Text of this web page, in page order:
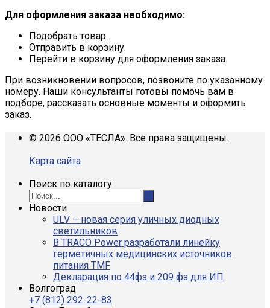
Для оформления заказа необходимо:
Подобрать товар.
Отправить в корзину.
Перейти в корзину для оформления заказа.
При возникновении вопросов, позвоните по указанному
номеру. Наши консультанты готовы помочь вам в
подборе, рассказать основные моменты и оформить
заказ.
© 2026 ООО «ТЕСЛА». Все права защищены.
Карта сайта
Поиск по каталогу
Новости
ULV – новая серия уличных диодных
светильников
В TRACO Power разработали линейку
герметичных медицинских источников
питания TMF
Декларация по 44фз и 209 фз для ИП
Волгоград
+7 (812) 292-22-83